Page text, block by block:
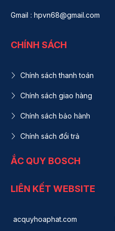
Gmail : hpvn68@gmail.com
CHÍNH SÁCH
Chính sách thanh toán
Chính sách giao hàng
Chính sách bảo hành
Chính sách đổi trả
ẮC QUY BOSCH
LIÊN KẾT WEBSITE
acquyhoaphat.com